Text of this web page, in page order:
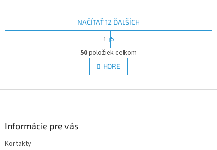
O
v
l
á
NAČÍTAŤ 12 ĎALŠÍCH
S
t
r
á
n
k
v
1 5
50položiek celkom
HORE
Informácie pre vás
Kontakty